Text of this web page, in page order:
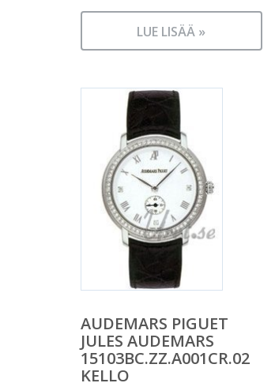
LUE LISÄÄ »
AUDEMARS PIGUET
JULES AUDEMARS
15103BC.ZZ.A001CR.02
KELLO